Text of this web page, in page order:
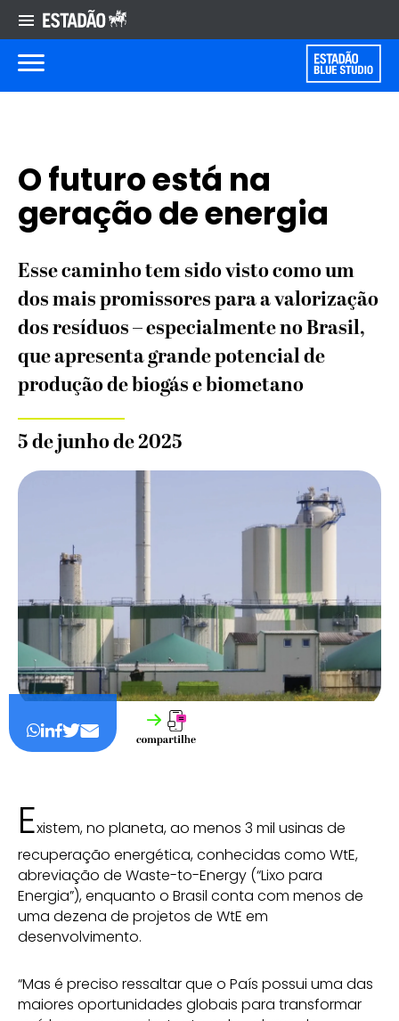
O futuro está na
geração de energia
Esse caminho tem sido visto como um
dos mais promissores para a valorização
dos resíduos – especialmente no Brasil,
que apresenta grande potencial de
produção de biogás e biometano
5 de junho de 2025
Existem, no planeta, ao menos 3 mil usinas de
recuperação energética, conhecidas como WtE,
abreviação de Waste-to-Energy (“Lixo para
Energia”), enquanto o Brasil conta com menos de
uma dezena de projetos de WtE em
desenvolvimento.
“Mas é preciso ressaltar que o País possui uma das
maiores oportunidades globais para transformar